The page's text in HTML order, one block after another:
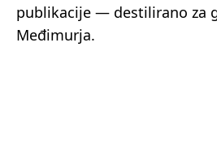
Linkovi
publikacije — destilirano za
Međimurja.